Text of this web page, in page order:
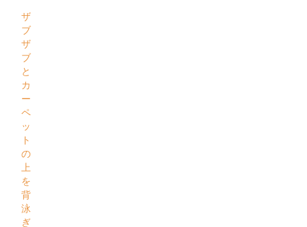
ザ
ブ
ザ
ブ
と
カ
ー
ペ
ッ
ト
の
上
を
背
泳
ぎ